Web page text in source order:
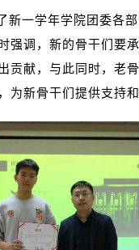
新一学年学院团委各
强调，新的骨干们要
贡献，与此同时，老
为新骨干们提供支持和